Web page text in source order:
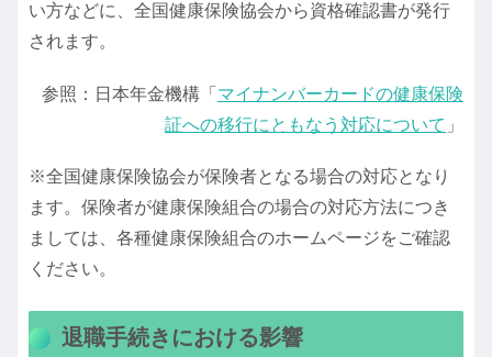
い方などに、全国健康保険協会から資格確認書が発行
されます。
参照：日本年金機構「 マイナンバーカードの健康保険
証への移行にともなう対応について 」
※全国健康保険協会が保険者となる場合の対応となり
ます。保険者が健康保険組合の場合の対応方法につき
ましては、各種健康保険組合のホームページをご確認
ください。
退職手続きにおける影響